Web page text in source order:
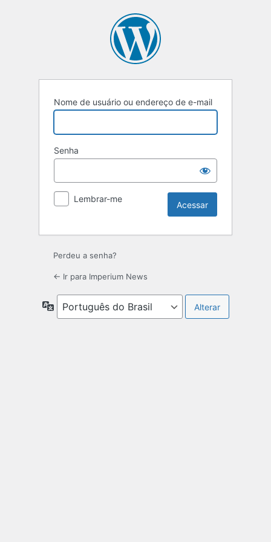
Nome de usuário ou endereço de e-mail
Senha
Lembrar-me
Perdeu a senha?
← Ir para Imperium News
Idioma